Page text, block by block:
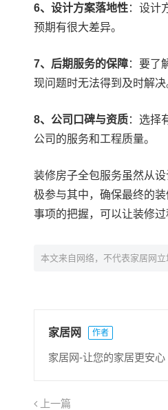
6、设计方案落地性：设计
预期有很大差异。
7、后期服务的保障：要了
现问题时无法得到及时解决
8、公司口碑与资质：选择
公司的服务和工程质量。
装修房子全包服务虽然从
极参与其中，确保最终的
事项的把握，可以让装修过
本文来自网络，不代表家居网立
家居网 作者
家居网-让您的家居更安心
上一篇